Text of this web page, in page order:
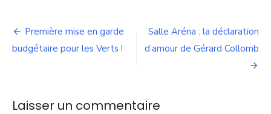
la
rive
droite
un
Navigation
de
Première mise en garde
budgétaire pour les Verts !
Salle Aréna : la déclaration
d’amour de Gérard Collomb
Laisser un commentaire